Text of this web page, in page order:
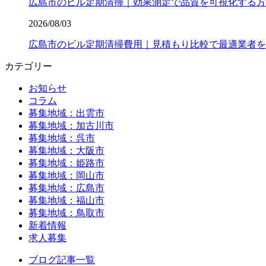
広島市のビル定期清掃｜効果測定で品質を可視化する
2026/08/03
広島市のビル定期清掃費用｜見積もり比較で最適業者
カテゴリー
お知らせ
コラム
募集地域：出雲市
募集地域：加古川市
募集地域：呉市
募集地域：大阪市
募集地域：姫路市
募集地域：岡山市
募集地域：広島市
募集地域：福山市
募集地域：鳥取市
新着情報
求人募集
ブログ記事一覧